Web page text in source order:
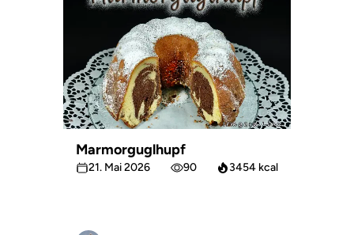
Marmorguglhupf
21. Mai 2026 90 3454 kcal